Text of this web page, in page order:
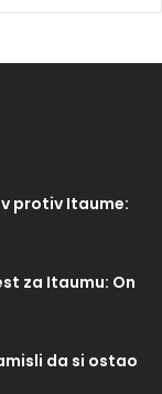
protiv Itaume:
za Itaumu: On
da si ostao